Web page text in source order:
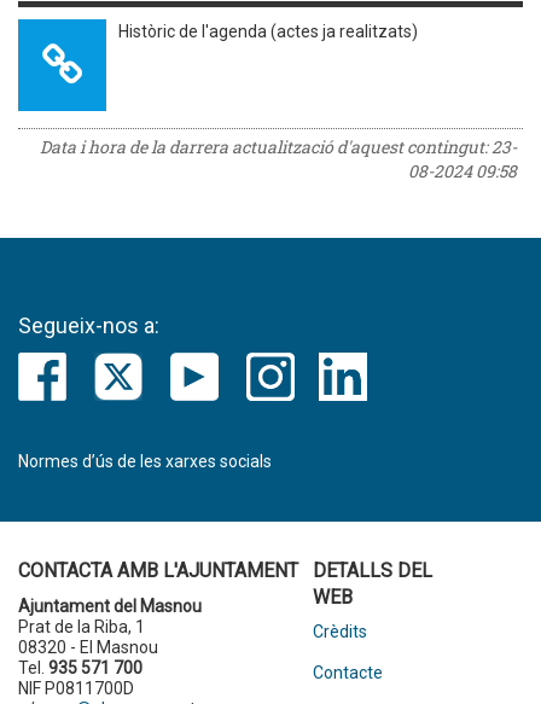
Històric de l'agenda (actes ja realitzats)
Data i hora de la darrera actualització d'aquest contingut:23-
08-2024 09:58
Segueix-nos a:
Normes d’ús de les xarxes socials
CONTACTA AMB L'AJUNTAMENT
Ajuntament del Masnou
Prat de la Riba, 1
08320 - El Masnou
Tel. 935 571 700
NIF P0811700D
DETALLS DEL
WEB
Crèdits
Contacte